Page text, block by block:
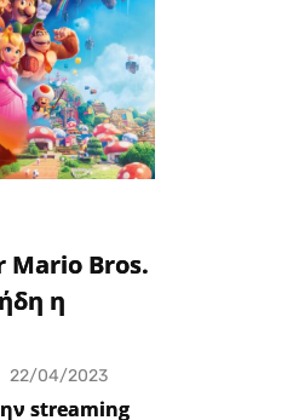
Mario Bros.
η
στον
22/04/2023
streaming